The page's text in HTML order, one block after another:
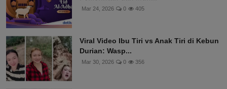
Mar 24, 2026 0 405
Viral Video Ibu Tiri vs Anak Tiri di Kebun
Durian: Wasp...
Mar 30, 2026 0 356